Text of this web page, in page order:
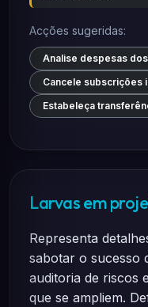
Acções sugeridas:
Analise despesas
Cancele subscrições
Estabeleça
Larvas em
Representa
sabotar o sucesso
auditoria de riscos
que se ampliem.